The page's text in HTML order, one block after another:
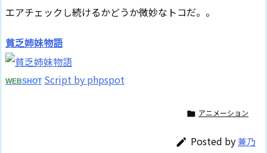
エアチェックし続けるかどうか微妙なトコだ。。
貧乏姉妹物語
WEBSHOT Script by phpspot
 アニメーション
 Posted by兼乃